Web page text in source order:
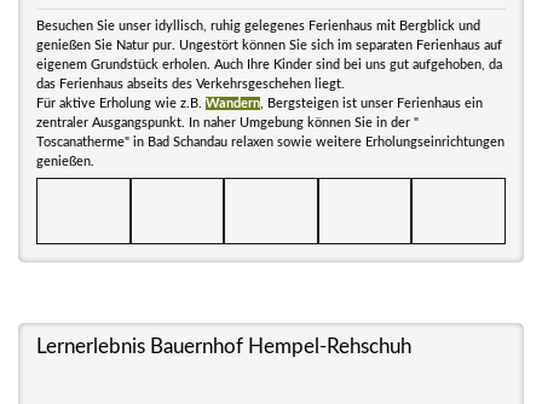
Besuchen Sie unser idyllisch, ruhig gelegenes Ferienhaus mit Bergblick und
genießen Sie Natur pur. Ungestört können Sie sich im separaten Ferienhaus auf
eigenem Grundstück erholen. Auch Ihre Kinder sind bei uns gut aufgehoben, da
das Ferienhaus abseits des Verkehrsgeschehen liegt.
Für aktive Erholung wie z.B. Wandern , Bergsteigen ist unser Ferienhaus ein
zentraler Ausgangspunkt. In naher Umgebung können Sie in der "
Toscanatherme" in Bad Schandau relaxen sowie weitere Erholungseinrichtungen
genießen.
Lernerlebnis Bauernhof Hempel-Rehschuh